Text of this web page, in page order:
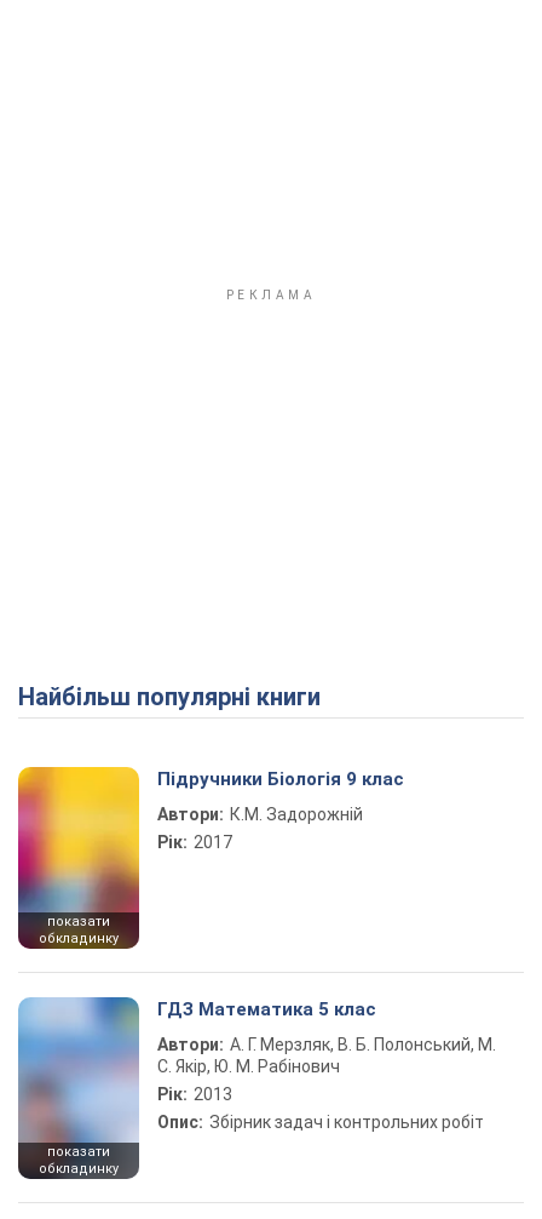
Найбільш популярні книги
показати
обкладинку
Підручники Біологія 9 клас
Автори: К.М. Задорожній
Рік: 2017
показати
обкладинку
ГДЗ Математика 5 клас
Автори: А. Г. Мерзляк, В. Б. Полонський, М.
С. Якір, Ю. М. Рабінович
Рік: 2013
Опис: Збірник задач і контрольних робіт